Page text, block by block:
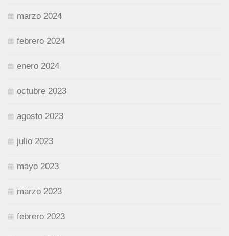
marzo 2024
febrero 2024
enero 2024
octubre 2023
agosto 2023
julio 2023
mayo 2023
marzo 2023
febrero 2023